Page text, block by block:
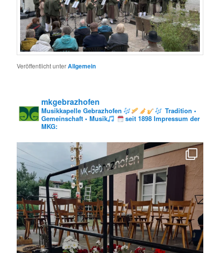
Veröffentlicht unterAllgemein
mkgebrazhofen
Musikkapelle Gebrazhofen
Tradition •
Gemeinschaft • Musik
seit 1898 Impressum der
MKG: